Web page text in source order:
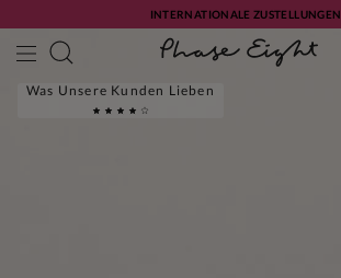
INTERNATIONALE ZUSTELLUNGEN
Was Unsere Kunden Lieben